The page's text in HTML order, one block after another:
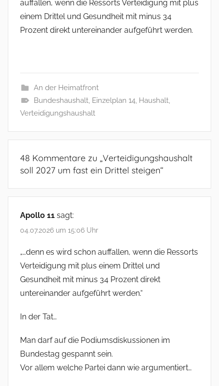
auffallen, wenn die Ressorts Verteidigung mit plus
einem Drittel und Gesundheit mit minus 34
Prozent direkt untereinander aufgeführt werden.
An der Heimatfront
Bundeshaushalt, Einzelplan 14, Haushalt,
Verteidigungshaushalt
48 Kommentare zu „Verteidigungshaushalt
soll 2027 um fast ein Drittel steigen“
Apollo 11 sagt:
04.07.2026 um 15:06 Uhr
„…denn es wird schon auffallen, wenn die Ressorts
Verteidigung mit plus einem Drittel und
Gesundheit mit minus 34 Prozent direkt
untereinander aufgeführt werden.“
In der Tat…
Man darf auf die Podiumsdiskussionen im
Bundestag gespannt sein.
Vor allem welche Partei dann wie argumentiert…